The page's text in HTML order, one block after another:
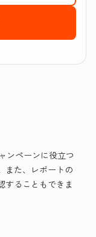
ンペーンに役立つ
また、レポートの
することもできま